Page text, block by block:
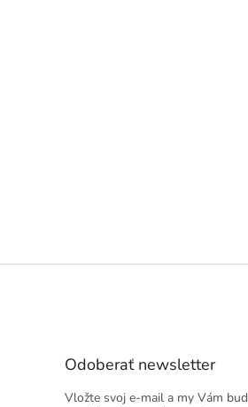
Odoberať newsletter
Vložte svoj e-mail a my Vám